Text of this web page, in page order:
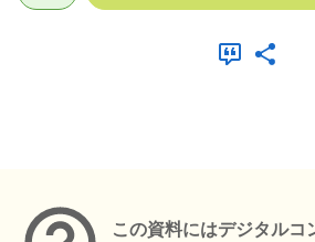
この資料にはデジタルコ